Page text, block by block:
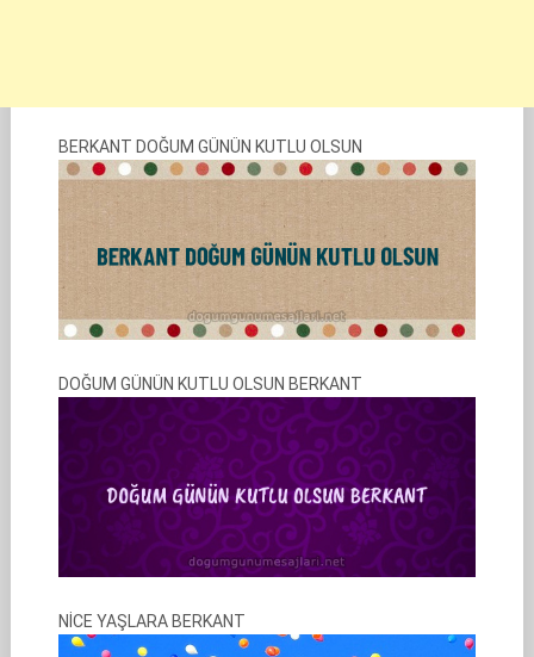
BERKANT DOĞUM GÜNÜN KUTLU OLSUN
DOĞUM GÜNÜN KUTLU OLSUN BERKANT
NİCE YAŞLARA BERKANT